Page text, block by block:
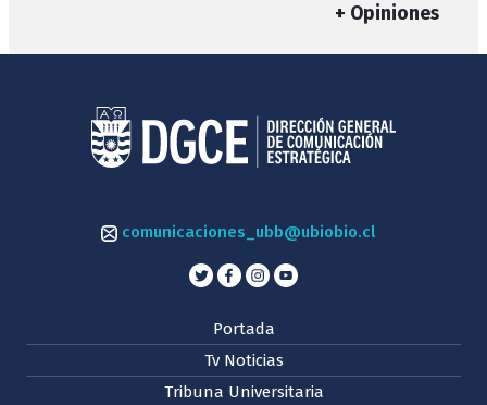
+ Opiniones
comunicaciones_ubb@ubiobio.cl
Portada
Tv Noticias
Tribuna Universitaria